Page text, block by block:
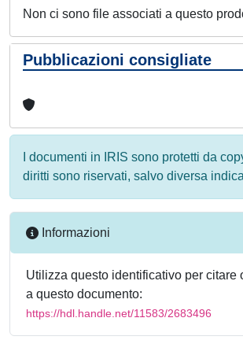
Non ci sono file associati a questo
Pubblicazioni consigliate
I documenti in IRIS sono protetti da
diritti sono riservati, salvo diversa
Informazioni
Utilizza questo identificativo per citare
a questo documento:
https://hdl.handle.net/11583/2683496